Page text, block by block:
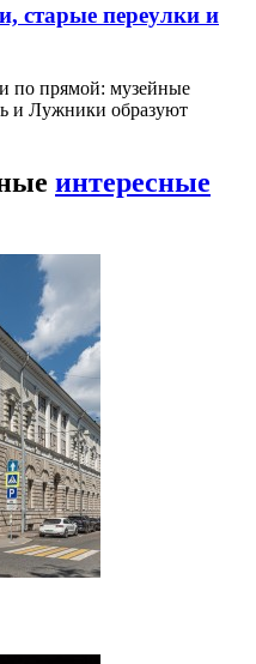
старые переулки и
по прямой: музейные
и Лужники образуют
интересные